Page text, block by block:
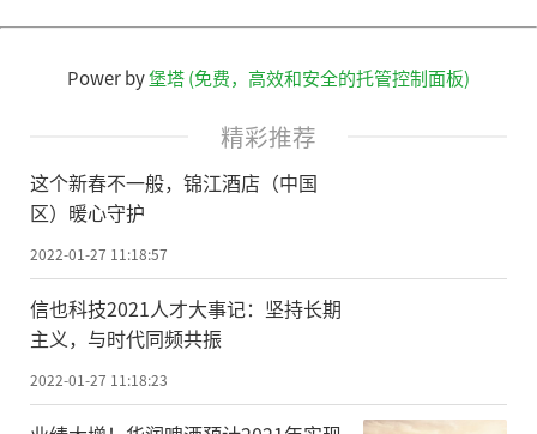
Power by堡塔 (免费，高效和安全的托管控制面板)
精彩推荐
这个新春不一般，锦江酒店（中国
区）暖心守护
2022-01-27 11:18:57
信也科技2021人才大事记：坚持长期
主义，与时代同频共振
2022-01-27 11:18:23